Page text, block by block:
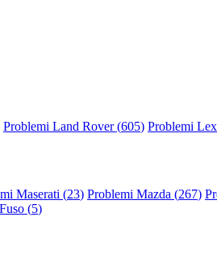
Problemi Land Rover (605) Problemi
Maserati (23) Problemi Mazda (267)
(5)